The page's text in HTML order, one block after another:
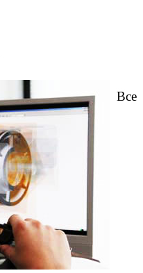
Все